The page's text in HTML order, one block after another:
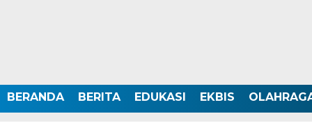
BERANDA BERITA EDUKASI EKBIS